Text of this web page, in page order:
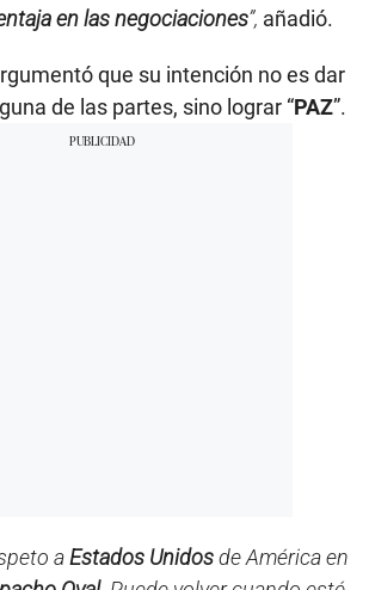
en las negociaciones”, añadió.
que su intención no es dar
de las partes, sino lograr “PAZ”.
aEstados Unidosde América en